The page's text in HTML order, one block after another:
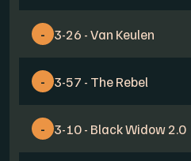
- 3-26 - Van Keulen
- 3-57 - The Rebel
- 3-10 - Black Widow 2.0